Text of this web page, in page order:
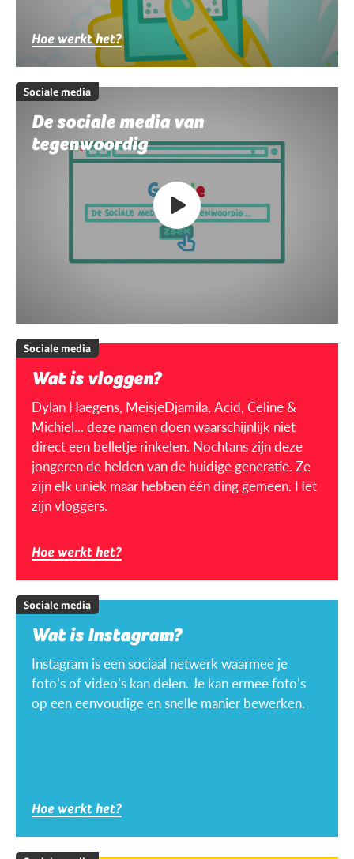
Hoe werkt het?
Sociale media
De sociale media van
tegenwoordig
Sociale media
Wat is vloggen?
Dylan Haegens, MeisjeDjamila, Acid, Celine &
Michiel... deze namen doen waarschijnlijk niet
direct een belletje rinkelen. Nochtans zijn deze
jongeren de helden van de huidige generatie. Ze
zijn elk uniek maar hebben één ding gemeen. Het
zijn vloggers.
Hoe werkt het?
Sociale media
Wat is Instagram?
Instagram is een sociaal netwerk waarmee je
foto’s of video’s kan delen. Je kan ermee foto’s
op een eenvoudige en snelle manier bewerken.
Hoe werkt het?